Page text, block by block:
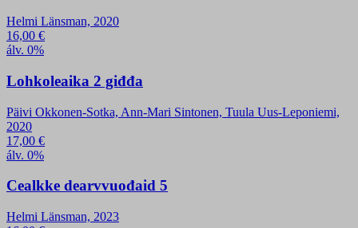
Helmi Länsman, 2020
16,00 €
álv. 0%
Lohkoleaika 2 giđđa
Päivi Okkonen-Sotka, Ann-Mari Sintonen, Tuula Uus-Leponiemi,
2020
17,00 €
álv. 0%
Cealkke dearvvuođaid 5
Helmi Länsman, 2023